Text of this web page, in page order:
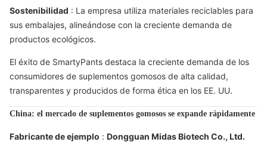
Sostenibilidad : La empresa utiliza materiales reciclables para
sus embalajes, alineándose con la creciente demanda de
productos ecológicos.
El éxito de SmartyPants destaca la creciente demanda de los
consumidores de suplementos gomosos de alta calidad,
transparentes y producidos de forma ética en los EE. UU.
China: el mercado de suplementos gomosos se expande rápidamente
Fabricante de ejemplo : Dongguan Midas Biotech Co., Ltd.